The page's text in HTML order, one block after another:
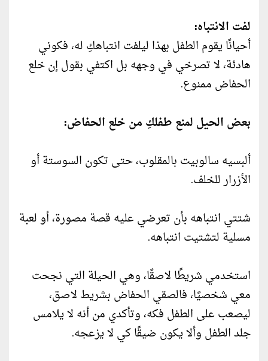
لفت الانتباه:
أحيانًا يقوم الطفل بهذا ليلفت انتباهكِ له، فكوني
هادئة، لا تصرخي في وجهه بل اكتفي بقول إن خلع
الحفاض ممنوع.
بعض الحيل لمنع طفلكِ من خلع الحفاض:
ألبسيه سالوبيت بالمقلوب، حتى تكون السوستة أو
الأزرار للخلف.
شتتي انتباهه بأن تعرضي عليه قصة مصورة، أو لعبة
مسلية لتشتيت انتباهه.
استخدمي شريطًا لاصقًا، وهي الحيلة التي نجحت
معي شخصيًا، فالصقي الحفاض بشريط لاصق،
ليصعب على الطفل فكه، وتأكدي من أنه لا يلامس
جلد الطفل وألا يكون ضيقًا كي لا يزعجه.